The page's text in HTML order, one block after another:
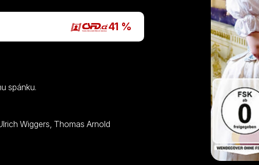
41 %
spánku.
Iris Berben, Michael Gwisdek, David C. Bunners, Ulrich Wiggers, Thomas Arnold